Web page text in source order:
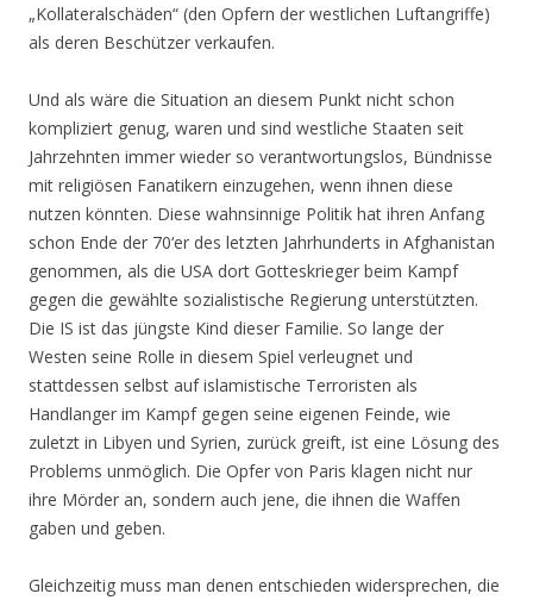
„Kollateralschäden“ (den Opfern der westlichen Luftangriffe)
als deren Beschützer verkaufen.
Und als wäre die Situation an diesem Punkt nicht schon
kompliziert genug, waren und sind westliche Staaten seit
Jahrzehnten immer wieder so verantwortungslos, Bündnisse
mit religiösen Fanatikern einzugehen, wenn ihnen diese
nutzen könnten. Diese wahnsinnige Politik hat ihren Anfang
schon Ende der 70‘er des letzten Jahrhunderts in Afghanistan
genommen, als die USA dort Gotteskrieger beim Kampf
gegen die gewählte sozialistische Regierung unterstützten.
Die IS ist das jüngste Kind dieser Familie. So lange der
Westen seine Rolle in diesem Spiel verleugnet und
stattdessen selbst auf islamistische Terroristen als
Handlanger im Kampf gegen seine eigenen Feinde, wie
zuletzt in Libyen und Syrien, zurück greift, ist eine Lösung des
Problems unmöglich. Die Opfer von Paris klagen nicht nur
ihre Mörder an, sondern auch jene, die ihnen die Waffen
gaben und geben.
Gleichzeitig muss man denen entschieden widersprechen, die